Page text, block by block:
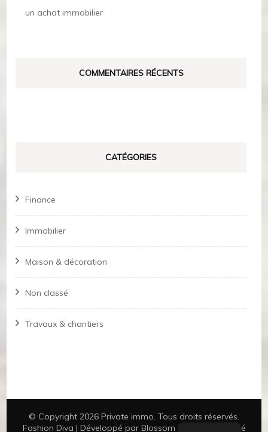
un achat immobilier
COMMENTAIRES RÉCENTS
CATÉGORIES
Finance
Immobilier
Maison & décoration
Non classé
Travaux & chantiers
© Copyright 2026 Private immo . Tous droits réservés.
Fashion Diva | Développé par Blossom Themes .Propulsé